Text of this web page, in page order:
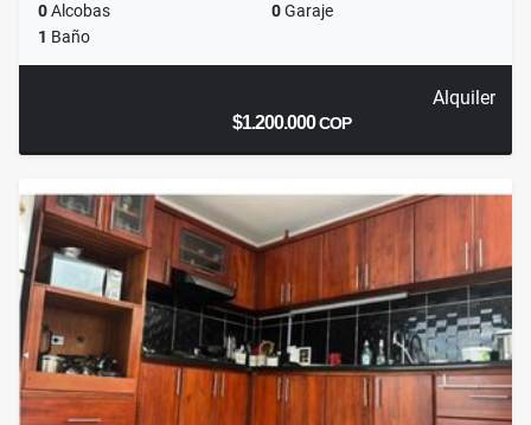
0Alcobas 0Garaje
1 Baño
Alquiler
$1.200.000COP